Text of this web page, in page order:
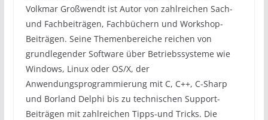
Volkmar Großwendt ist Autor von zahlreichen Sach-
und Fachbeiträgen, Fachbüchern und Workshop-
Beiträgen. Seine Themenbereiche reichen von
grundlegender Software über Betriebssysteme wie
Windows, Linux oder OS/X, der
Anwendungsprogrammierung mit C, C++, C-Sharp
und Borland Delphi bis zu technischen Support-
Beiträgen mit zahlreichen Tipps-und Tricks. Die